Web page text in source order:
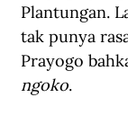
Plantungan.
tak punya
Prayogo
ngoko.